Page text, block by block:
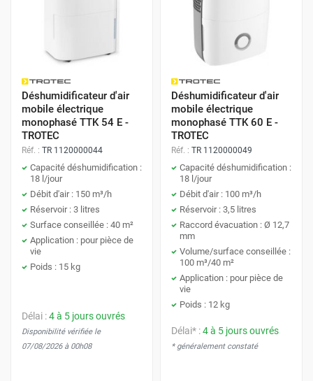
Déshumidificateur d'air
mobile électrique
monophasé TTK 54 E -
TROTEC
Réf. : TR 1120000044
Capacité déshumidification :
18 l/jour
Débit d'air : 150 m³/h
Réservoir : 3 litres
Surface conseillée : 40 m²
Application : pour pièce de
vie
Poids : 15 kg
Délai :4 à 5 jours ouvrés
Disponibilité vérifiée le
07/08/2026 à 00h08
Déshumidificateur d'air
mobile électrique
monophasé TTK 60 E -
TROTEC
Réf. : TR 1120000049
Capacité déshumidification :
18 l/jour
Débit d'air : 100 m³/h
Réservoir : 3,5 litres
Raccord évacuation : Ø 12,7
mm
Volume/surface conseillée :
100 m³/40 m²
Application : pour pièce de
vie
Poids : 12 kg
Délai* :4 à 5 jours ouvrés
* généralement constaté